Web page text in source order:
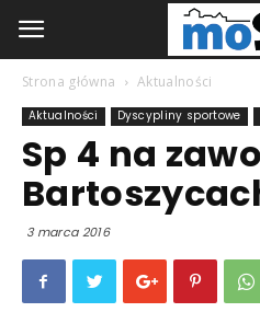
Strona główna Aktualności
Aktualności Dyscypliny sportowe
Sp 4 na
3 marca 2016